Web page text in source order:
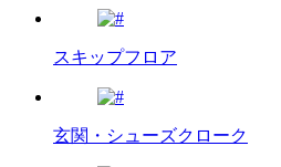
スキップフロア
玄関・シューズクローク